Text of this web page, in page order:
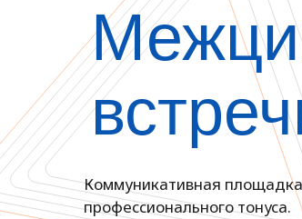
Коммуникативная
профессионального тонуса.